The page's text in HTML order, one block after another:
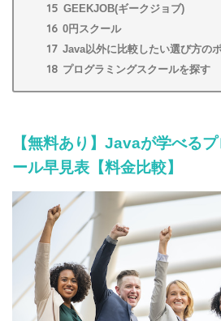
15 GEEKJOB(ギークジョブ)
16 0円スクール
17 Java以外に比較したい選び方の
18 プログラミングスクールを探す
【無料あり】Javaが学べる
ール早見表【料金比較】